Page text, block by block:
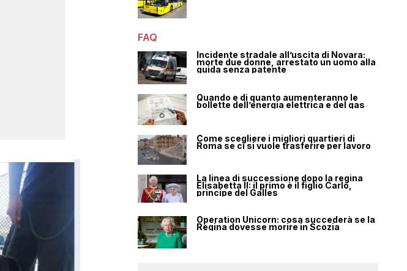
FAQ
Incidente stradale all’uscita di Novara:
morte due donne, arrestato un uomo alla
guida senza patente
Quando e di quanto aumenteranno le
bollette dell’energia elettrica e del gas
Come scegliere i migliori quartieri di
Roma se ci si vuole trasferire per lavoro
La linea di successione dopo la regina
Elisabetta II: il primo è il figlio Carlo,
principe del Galles
Operation Unicorn: cosa succederà se la
Regina dovesse morire in Scozia